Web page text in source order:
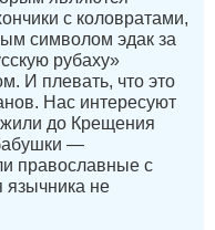
с коловратами,
символом эдак за
рубаху»
И плевать, что это
Нас интересуют
до Крещения
—
православные с
не